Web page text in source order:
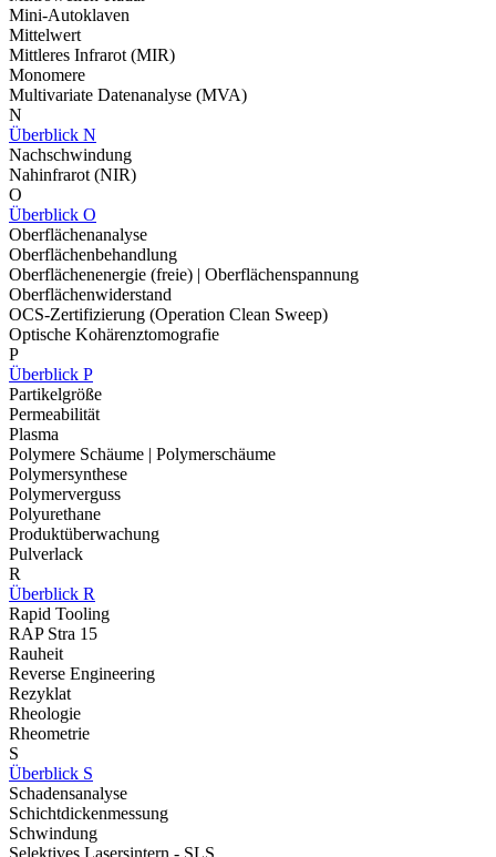
Mini-Autoklaven
Mittelwert
Mittleres Infrarot (MIR)
Monomere
Multivariate Datenanalyse (MVA)
N
Überblick N
Nachschwindung
Nahinfrarot (NIR)
O
Überblick O
Oberflächenanalyse
Oberflächenbehandlung
Oberflächenenergie (freie) | Oberflächenspannung
Oberflächenwiderstand
OCS-Zertifizierung (Operation Clean Sweep)
Optische Kohärenztomografie
P
Überblick P
Partikelgröße
Permeabilität
Plasma
Polymere Schäume | Polymerschäume
Polymersynthese
Polymerverguss
Polyurethane
Produktüberwachung
Pulverlack
R
Überblick R
Rapid Tooling
RAP Stra 15
Rauheit
Reverse Engineering
Rezyklat
Rheologie
Rheometrie
S
Überblick S
Schadensanalyse
Schichtdickenmessung
Schwindung
Selektives Lasersintern - SLS